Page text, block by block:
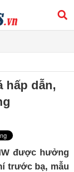
hấp dẫn,
được hưởng
trước bạ, mẫu